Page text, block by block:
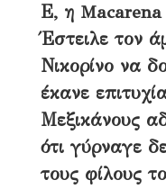
Ε, η
Έστειλε τον
Νικορίνο να
έκανε
Μεξικάνους
ότι γύρναγε
τους φίλους